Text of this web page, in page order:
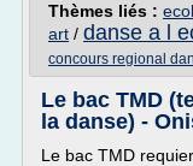
Thèmes liés :
art / danse a l
concours regional
Le bac TMD
la danse) -
Le bac TMD